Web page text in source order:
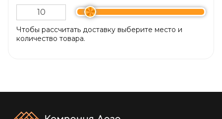
Чтобы рассчитать доставку выберите место и
количество товара.